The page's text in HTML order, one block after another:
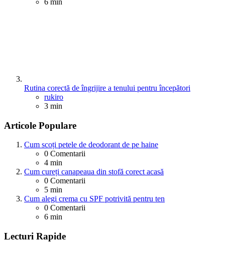
6 min
Rutina corectă de îngrijire a tenului pentru începători
Posted
rukiro
3 min
Articole Populare
Cum scoți petele de deodorant de pe haine
0 Comentarii
4 min
Cum cureți canapeaua din stofă corect acasă
0 Comentarii
5 min
Cum alegi crema cu SPF potrivită pentru ten
0 Comentarii
6 min
Lecturi Rapide